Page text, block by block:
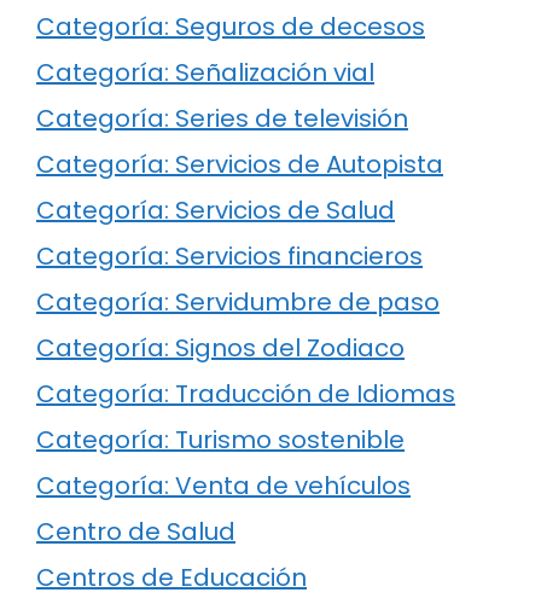
Categoría: Seguros de decesos
Categoría: Señalización vial
Categoría: Series de televisión
Categoría: Servicios de Autopista
Categoría: Servicios de Salud
Categoría: Servicios financieros
Categoría: Servidumbre de paso
Categoría: Signos del Zodiaco
Categoría: Traducción de Idiomas
Categoría: Turismo sostenible
Categoría: Venta de vehículos
Centro de Salud
Centros de Educación